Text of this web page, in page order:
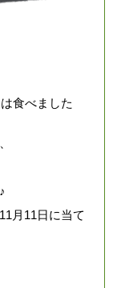
食べました
月11日に当て